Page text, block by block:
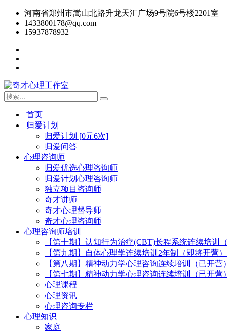
河南省郑州市嵩山北路升龙天汇广场9号院6号楼2201室
1433800178@qq.com
15937878932
首页
归爱计划
归爱计划 [0元6次]
归爱问答
心理咨询师
归爱优选心理咨询师
归爱计划心理咨询师
独立项目咨询师
奇才讲师
奇才心理督导师
奇才心理咨询师
心理咨询师培训
【第十期】认知行为治疗(CBT)长程系统连续培训
【第九期】自体心理学连续培训2年制（即将开营）
【第八期】精神动力学心理咨询连续培训（已开营）
【第七期】精神动力学心理咨询连续培训（已开营）
心理课程
心理资讯
心理咨询专栏
心理知识
家庭